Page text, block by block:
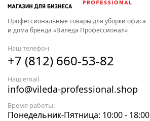
Профессиональные товары для уборки офиса
и дома бренда «Виледа Профессионал»
Наш телефон
+7 (812) 660-53-82
Наш email
info@vileda-professional.shop
Время работы:
Понедельник-Пятница: 10:00 - 18:00